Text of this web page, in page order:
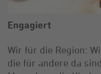
Engagiert
Wir für die Region:
die für andere da